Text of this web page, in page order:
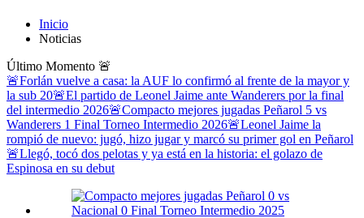
Inicio
Noticias
Último Momento 🚨
🚨Forlán vuelve a casa: la AUF lo confirmó al frente de la mayor y
la sub 20🚨El partido de Leonel Jaime ante Wanderers por la final
del intermedio 2026🚨Compacto mejores jugadas Peñarol 5 vs
Wanderers 1 Final Torneo Intermedio 2026🚨Leonel Jaime la
rompió de nuevo: jugó, hizo jugar y marcó su primer gol en Peñarol
🚨Llegó, tocó dos pelotas y ya está en la historia: el golazo de
Espinosa en su debut